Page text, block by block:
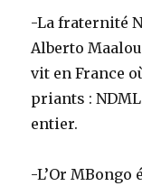
-La fraternité
Alberto
vit en France
priants :
entier.
-L’Or MBongo